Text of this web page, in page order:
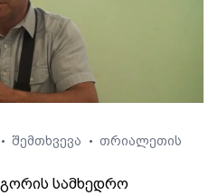
• შემთხვევა • თრიალეთის
სამხედრო